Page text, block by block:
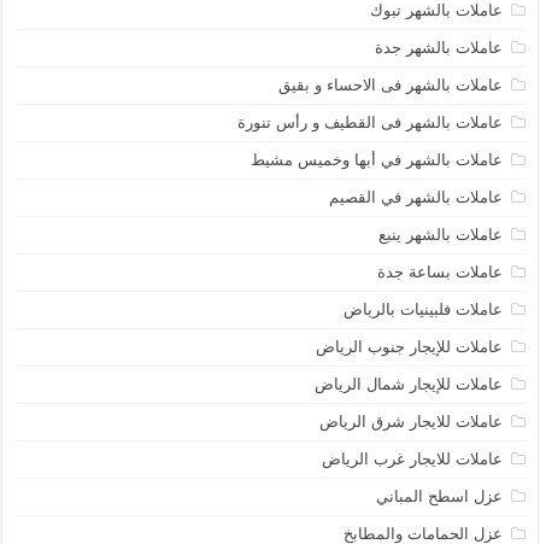
عاملات بالشهر تبوك
عاملات بالشهر جدة
عاملات بالشهر فى الاحساء و بقيق
عاملات بالشهر فى القطيف و رأس تنورة
عاملات بالشهر في أبها وخميس مشيط
عاملات بالشهر في القصيم
عاملات بالشهر ينبع
عاملات بساعة جدة
عاملات فلبينيات بالرياض
عاملات للإيجار جنوب الرياض
عاملات للإيجار شمال الرياض
عاملات للايجار شرق الرياض
عاملات للايجار غرب الرياض
عزل اسطح المباني
عزل الحمامات والمطابخ